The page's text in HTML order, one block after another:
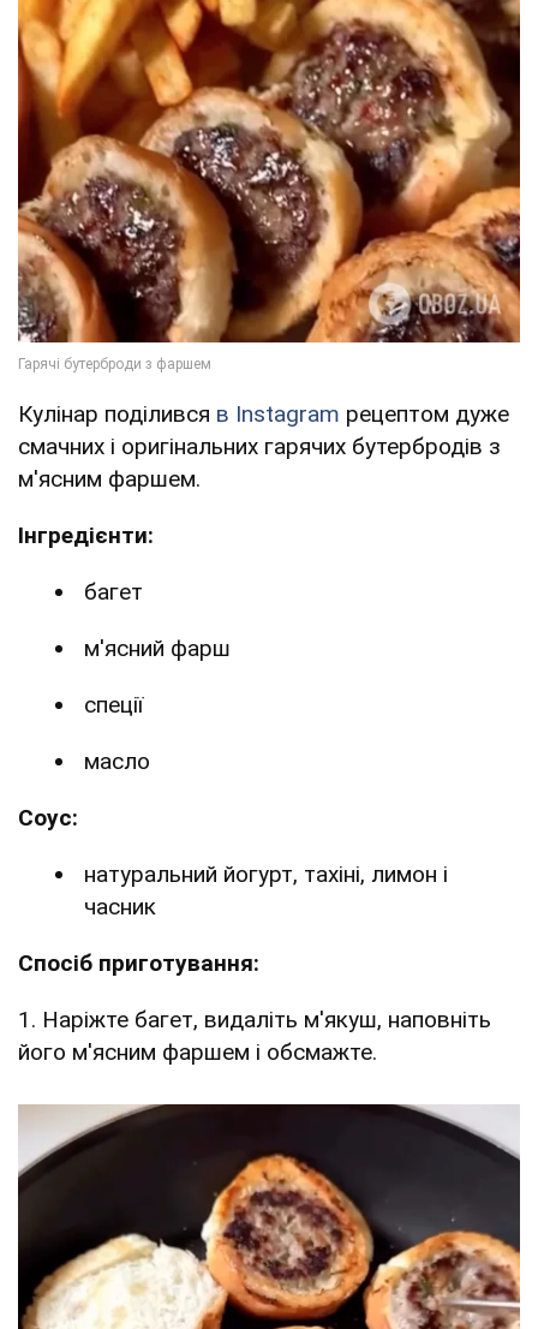
Кулінар поділився в Instagram рецептом дуже
смачних і оригінальних гарячих бутербродів з
м'ясним фаршем.
Інгредієнти:
багет
м'ясний фарш
спеції
масло
Соус:
натуральний йогурт, тахіні, лимон і
часник
Спосіб приготування:
1. Наріжте багет, видаліть м'якуш, наповніть
його м'ясним фаршем і обсмажте.